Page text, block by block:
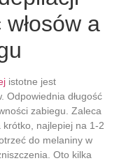
a
istotne jest
Odpowiednia długość
zabiegu. Zaleca
krótko, najlepiej na 1-2
do melaniny w
Oto kilka